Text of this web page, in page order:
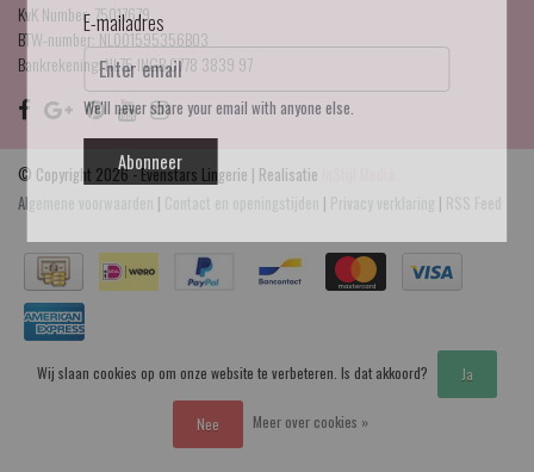
KvK Number: 75017679
BTW-number: NL001595356B03
Bankrekening: NL75 INGB 0778 3839 97
© Copyright 2026 - Evenstars Lingerie | Realisatie
Algemene voorwaarden
| | |
E-mailadres
We'll never share your email with anyone else.
Abonneer
Wij slaan cookies op om onze website te verbeteren. Is dat akkoord? Ja
Nee Meer over cookies »